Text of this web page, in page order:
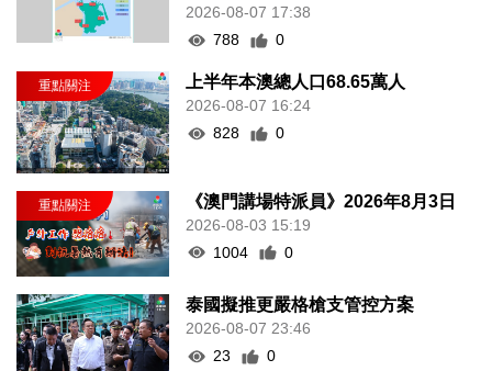
2026-08-07 17:38
788
0
上半年本澳總人口68.65萬人
2026-08-07 16:24
828
0
《澳門講場特派員》2026年8月3日
2026-08-03 15:19
1004
0
泰國擬推更嚴格槍支管控方案
2026-08-07 23:46
23
0